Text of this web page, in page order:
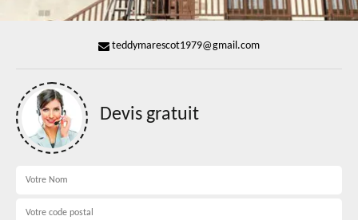
teddymarescot1979@gmail.com
Devis gratuit